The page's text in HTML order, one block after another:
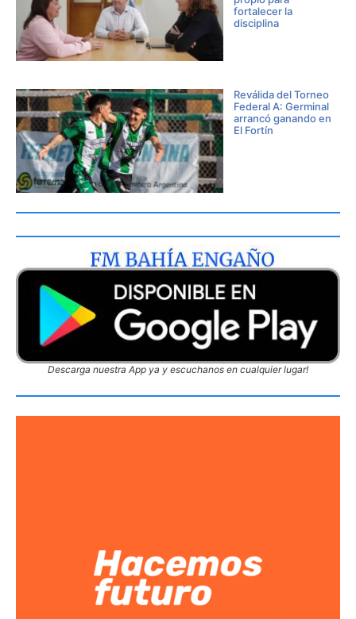
fortalecer la
disciplina
Reválida del Torneo
Federal A: Germinal
arrancó ganando en
El Fortín
Descarga nuestra App ya y escuchanos en cualquier lugar!